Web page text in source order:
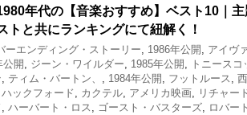
年代の【音楽おすすめ】ベスト10｜
トと共にランキングにて紐解く！
ーエンディング・ストーリー, 1986年公開 , アイヴ
公開, ジーン・ワイルダー, 1985年公開 , トニースコ
, ティム・バートン、 , 1984年公開 , フットルース ,
ックフォード, カクテル, アメリカ映画, リチャー
, ハーバート・ロス , ゴースト・バスターズ, ロバー